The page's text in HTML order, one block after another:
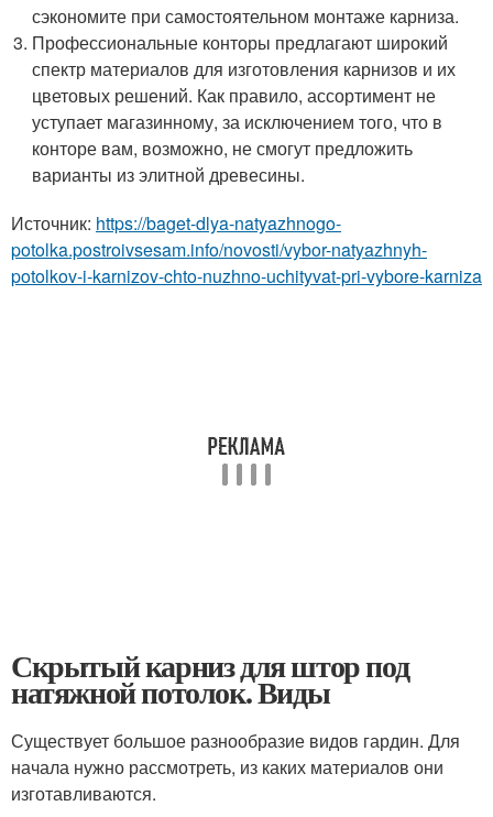
сэкономите при самостоятельном монтаже карниза.
Профессиональные конторы предлагают широкий
спектр материалов для изготовления карнизов и их
цветовых решений. Как правило, ассортимент не
уступает магазинному, за исключением того, что в
конторе вам, возможно, не смогут предложить
варианты из элитной древесины.
Источник: https://baget-dlya-natyazhnogo-
potolka.postroivsesam.info/novosti/vybor-natyazhnyh-
potolkov-i-karnizov-chto-nuzhno-uchityvat-pri-vybore-karniza
Скрытый карниз для штор под
натяжной потолок. Виды
Существует большое разнообразие видов гардин. Для
начала нужно рассмотреть, из каких материалов они
изготавливаются.